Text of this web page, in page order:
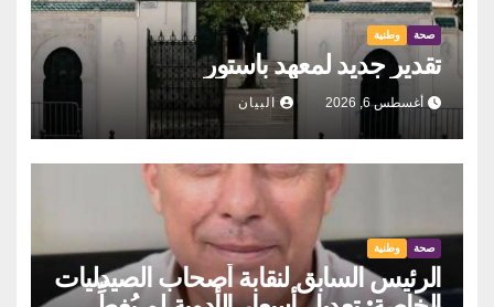
صحة وطنية
تقدير جديد لمعهد باستور
أغسطس 6, 2026 البيان
صحة وطنية
الرئيس السابق لنقابة أصحاب الصيدليات